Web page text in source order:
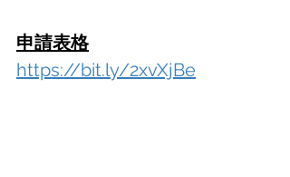
申請表格
https://bit.ly/2xvXjBe